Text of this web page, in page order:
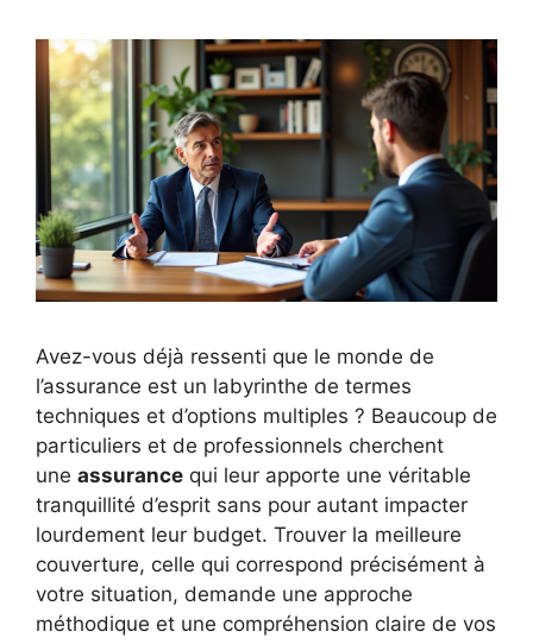
Avez-vous déjà ressenti que le monde de
l’assurance est un labyrinthe de termes
techniques et d’options multiples ? Beaucoup de
particuliers et de professionnels cherchent
une assurance qui leur apporte une véritable
tranquillité d’esprit sans pour autant impacter
lourdement leur budget. Trouver la meilleure
couverture, celle qui correspond précisément à
votre situation, demande une approche
méthodique et une compréhension claire de vos